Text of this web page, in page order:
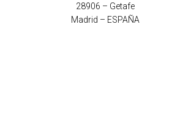
28906 – Getafe
Madrid – ESPAÑA